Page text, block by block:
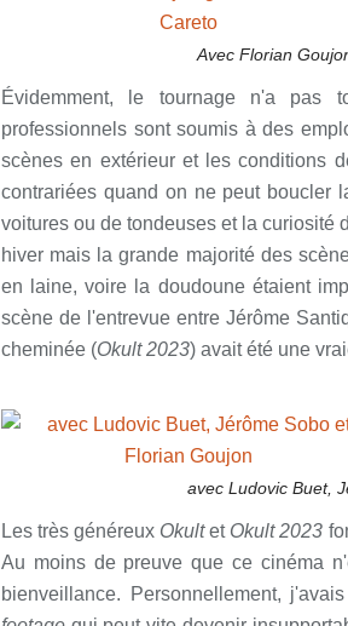
Avec Florian
Évidemment, le tournage n'a pas
professionnels sont soumis à des
scènes en extérieur et les conditions
contrariées quand on ne peut boucler
voitures ou de tondeuses et la curiosité
hiver mais la grande majorité des
en laine, voire la doudoune étaient
scène de l'entrevue entre Jérôme
cheminée (Okult 2023) avait été une
avec Ludovic Buet,
Les très généreux Okultet Okult 2023
Au moins de preuve que ce cinéma
bienveillance. Personnellement,